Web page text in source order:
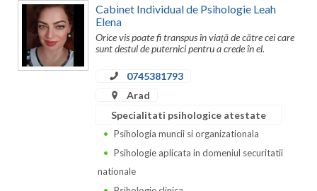
Buzau
Calarasi
Caras-Severin
Cabinet Individual de Psihologie Leah
Elena
Orice vis poate fi transpus în viaţă de către cei care
sunt destul de puternici pentru a crede în el.
0745381793
Arad
Specialitati psihologice atestate
Psihologia muncii si organizationala
Psihologie aplicata in domeniul securitatii
nationale